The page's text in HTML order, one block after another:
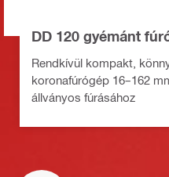
DD 120 gyémánt
Rendkívül kompakt,
koronafúrógép 16–162
állványos fúrásához